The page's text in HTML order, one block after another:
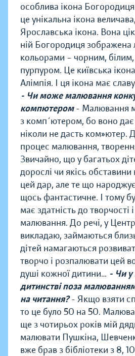
особлива ікона
це унікальна ікона
Ярославська ікона. Вона
ній Богородиця зображена
кольорами – чорним, білим,
пурпуром. Це київська
Алімпія. І ця ікона має
- Чи може малювання
компютером- Малювання
з комп´ютером, бо воно дає
ніколи не дасть ком»ютер.
процес малювання,
Звичайно, що у багатьох
дорослі чи якісь обставини
цей дар, але те що
щось фантастичне. І тому
має здатність до творчості
малювання. До речі, у
викладаю, займаються
дітей намагаються
творчо і розпалювати цей
душі кожної дитини… - Чи
дитинстві поза
на читання?- Якщо взяти
то це було 50 на 50.
ще з чотирьох років мій
малювати Пушкіна,
вже брав з бібліотеки з 8,